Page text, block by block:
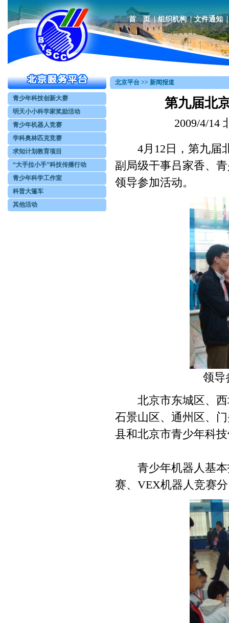
首 页 组织机构 文件通知
青少年科技创新大赛
明天小小科学家奖励活动
青少年机器人竞赛
学科奥林匹克竞赛
求知计划教育项目
“大手拉小手”科技传播行动
青少年科学工作室
科普大篷车
其他活动
北京平台 >> 新闻报道
第九届北
2009/4/14
4月12日，第九届北
副局级干事吕家香、
领导参加活动。
领导
北京市东城区、西
石景山区、通州区、
县和北京市青少年科
青少年机器人基本
赛、VEX机器人竞赛